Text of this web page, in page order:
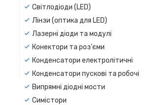
Світлодіоди (LED)
Лінзи (оптика для LED)
Лазерні діоди та модулі
Конектори та роз'єми
Конденсатори електролітичні
Конденсатори пускові та робочі
Випрямні діодні мости
Симістори